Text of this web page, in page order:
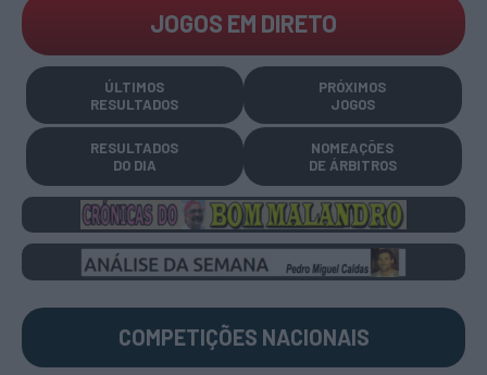
JOGOS EM DIRETO
ÚLTIMOS
RESULTADOS
PRÓXIMOS
JOGOS
RESULTADOS
DO DIA
NOMEAÇÕES
DE ÁRBITROS
COMPETIÇÕES NACIONAIS